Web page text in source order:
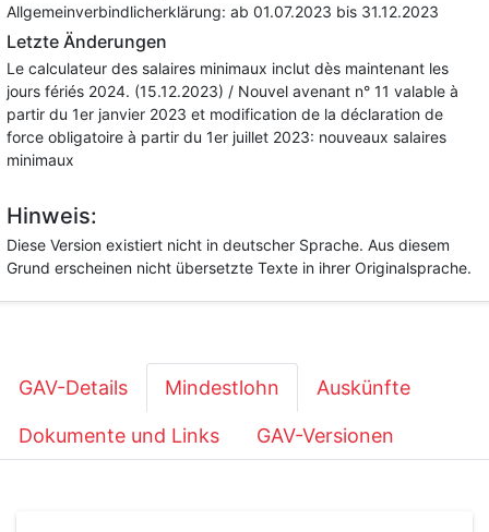
Allgemeinverbindlicherklärung: ab 01.07.2023 bis 31.12.2023
Letzte Änderungen
Le calculateur des salaires minimaux inclut dès maintenant les
jours fériés 2024. (15.12.2023) / Nouvel avenant n° 11 valable à
partir du 1er janvier 2023 et modification de la déclaration de
force obligatoire à partir du 1er juillet 2023: nouveaux salaires
minimaux
Hinweis:
Diese Version existiert nicht in deutscher Sprache. Aus diesem
Grund erscheinen nicht übersetzte Texte in ihrer Originalsprache.
GAV-Details Mindestlohn Auskünfte
Dokumente und Links GAV-Versionen